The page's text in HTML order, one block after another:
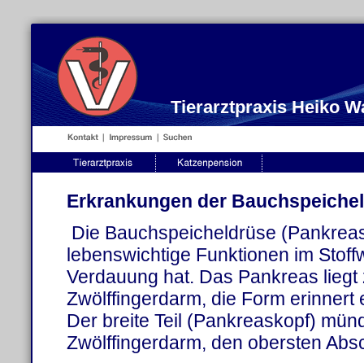
Tierarztpraxis Heiko
Erkrankungen der
Die Bauchspeicheldrüse
lebenswichtige Funktionen im
Verdauung hat. Das Pankreas
Zwölffingerdarm, die Form erinnert
Der breite Teil (Pankreaskopf)
Zwölffingerdarm, den obersten